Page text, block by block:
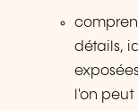
détails,
l'on